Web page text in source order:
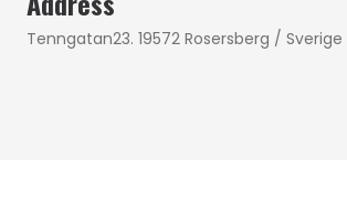
Tenngatan23. 19572 Rosersberg / Sverige